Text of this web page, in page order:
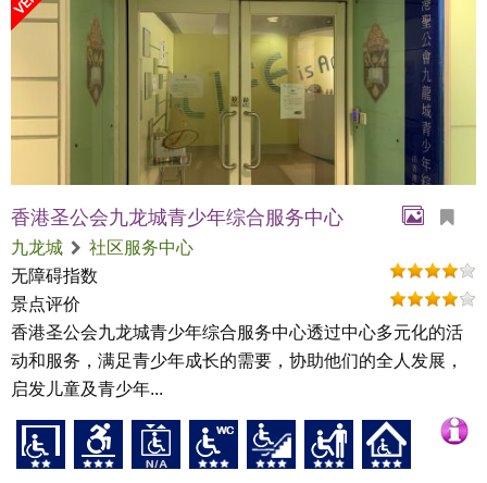
香港圣公会九龙城青少年综合服务中心
九龙城
社区服务中心
无障碍指数
景点评价
香港圣公会九龙城青少年综合服务中心透过中心多元化的活
动和服务，满足青少年成长的需要，协助他们的全人发展，
启发儿童及青少年...